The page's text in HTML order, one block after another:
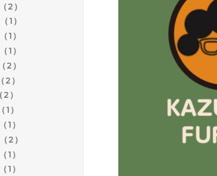
2）
1）
）
）
）
）
）
）
）
2）
）
）